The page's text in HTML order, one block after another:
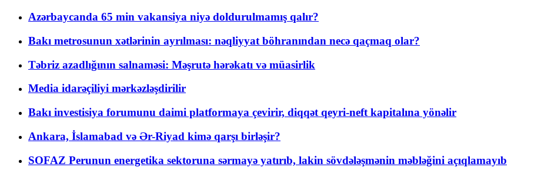
Azərbaycanda 65 min vakansiya niyə doldurulmamış qalır?
Bakı metrosunun xətlərinin ayrılması: nəqliyyat böhranından necə qaçmaq olar?
Təbriz azadlığının salnaməsi: Məşrutə hərəkatı və müasirlik
Media idarəçiliyi mərkəzləşdirilir
Bakı investisiya forumunu daimi platformaya çevirir, diqqət qeyri-neft kapitalına yönəlir
Ankara, İslamabad və Ər-Riyad kimə qarşı birləşir?
SOFAZ Perunun energetika sektoruna sərmayə yatırıb, lakin sövdələşmənin məbləğini açıqlamayıb